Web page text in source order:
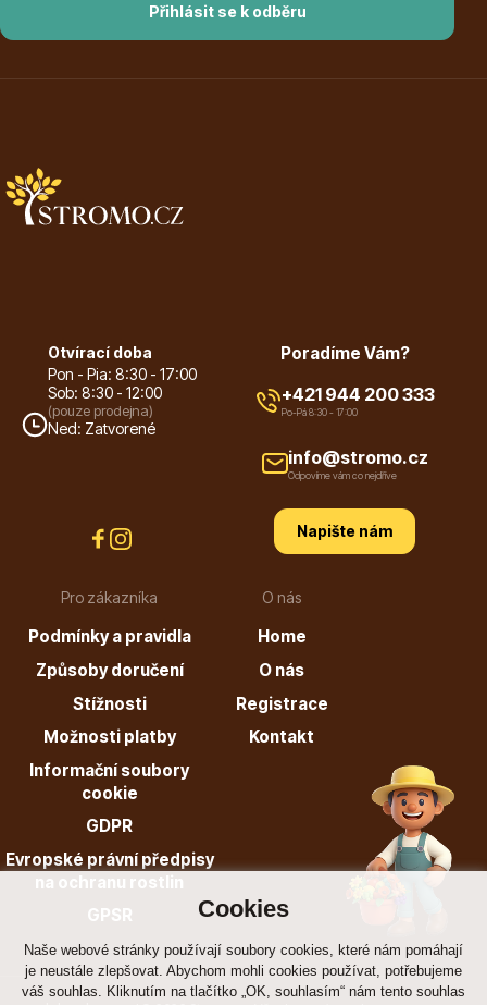
Cookies
Naše webové stránky používají soubory cookies, které nám pomáhají
je neustále zlepšovat. Abychom mohli cookies používat, potřebujeme
váš souhlas. Kliknutím na tlačítko „OK, souhlasím“ nám tento souhlas
Drobná ovoce
Přihlásit se k odběru
Otvírací doba
Pon - Pia: 8:30 - 17:00
Sob: 8:30 - 12:00
(pouze prodejna)
Ned: Zatvorené
Pro zákazníka
Podmínky a pravidla
Způsoby doručení
Stížnosti
Možnosti platby
Informační soubory
cookie
GDPR
Evropské právní předpisy
na ochranu rostlin
GPSR
O nás
Home
O nás
Registrace
Kontakt
Poradíme Vám?
+421 944 200 333
Po-Pá 8:30 - 17:00
info@stromo.cz
Odpovíme vám co nejdříve
Napište nám